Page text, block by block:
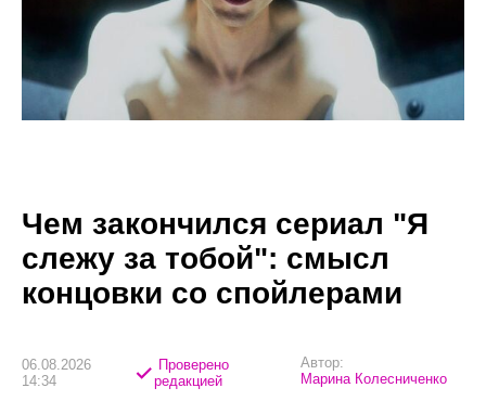
Чем закончился сериал "Я
слежу за тобой": смысл
концовки со спойлерами
06.08.2026
14:34
Проверено
редакцией
Автор:
Марина Колесниченко